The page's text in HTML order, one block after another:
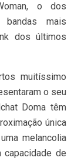
o dos
mais
dos últimos
muitíssimo
o seu
Doma têm
única
melancolia
capacidade de